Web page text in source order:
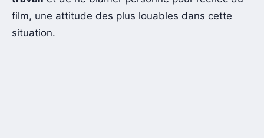
film, une attitude des plus louables dans cette
situation.